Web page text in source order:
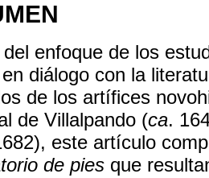
enfoque de los
diálogo con la
de los artífices
de Villalpando (ca.
este artículo
de pies que